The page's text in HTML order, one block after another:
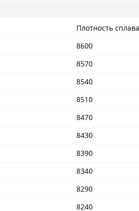
Плотность сплава
8600
8570
8540
8510
8470
8430
8390
8340
8290
8240